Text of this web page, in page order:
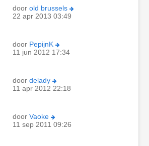
door old brussels
22 apr 2013 03:49
door PepijnK
11 jun 2012 17:34
door delady
11 apr 2012 22:18
door Vaoke
11 sep 2011 09:26